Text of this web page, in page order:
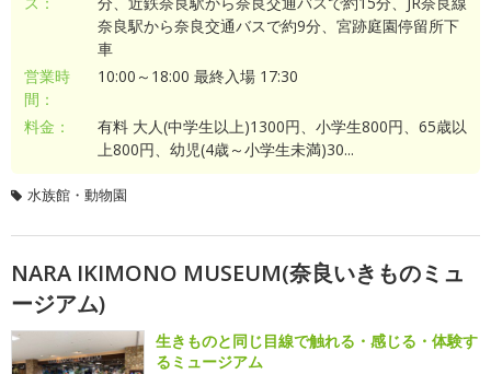
奈良駅から奈良交通バスで約9分、宮跡庭園停留所下
車
営業時
間：
10:00～18:00 最終入場 17:30
料金：
有料 大人(中学生以上)1300円、小学生800円、65歳以
上800円、幼児(4歳～小学生未満)30...
水族館・動物園
NARA IKIMONO MUSEUM(奈良いきものミュ
ージアム)
生きものと同じ目線で触れる・感じる・体験す
るミュージアム